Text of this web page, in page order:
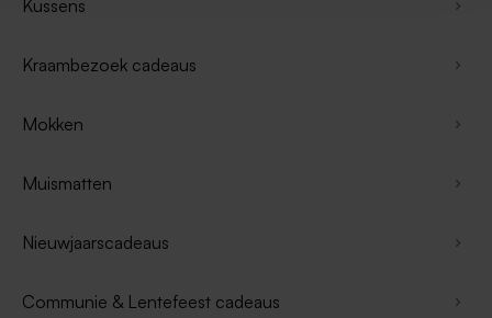
Kussens
Kraambezoek cadeaus
Mokken
Muismatten
Nieuwjaarscadeaus
Communie & Lentefeest cadeaus